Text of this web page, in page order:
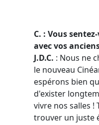
C. : Vous
avec vos
J.D.C. : Nous ne
le nouveau
espérons bien
d'exister
vivre nos salles !
trouver un juste